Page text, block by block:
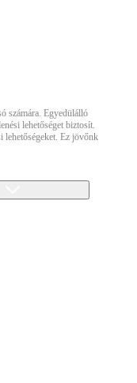
számára. Egyedülálló
lehetőséget biztosít.
lehetőségeket. Ez jövőnk